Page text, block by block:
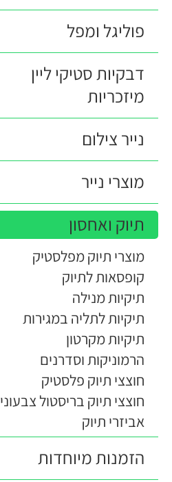
פוליגל ומפל
דבקיות סטיקי ליין
מיזכריות
נייר צילום
מוצרי נייר
תיוק ואחסון
מוצרי תיוק מפלסטיק
קופסאות לתיוק
תיקיות מנילה
תיקיות לתליה במגירות
תיקיות מקרטון
הרמוניקות וסדרנים
חוצצי תיוק פלסטיק
חוצצי תיוק בריסטול צבעוני
אביזרי תיוק
הזמנות מיוחדות